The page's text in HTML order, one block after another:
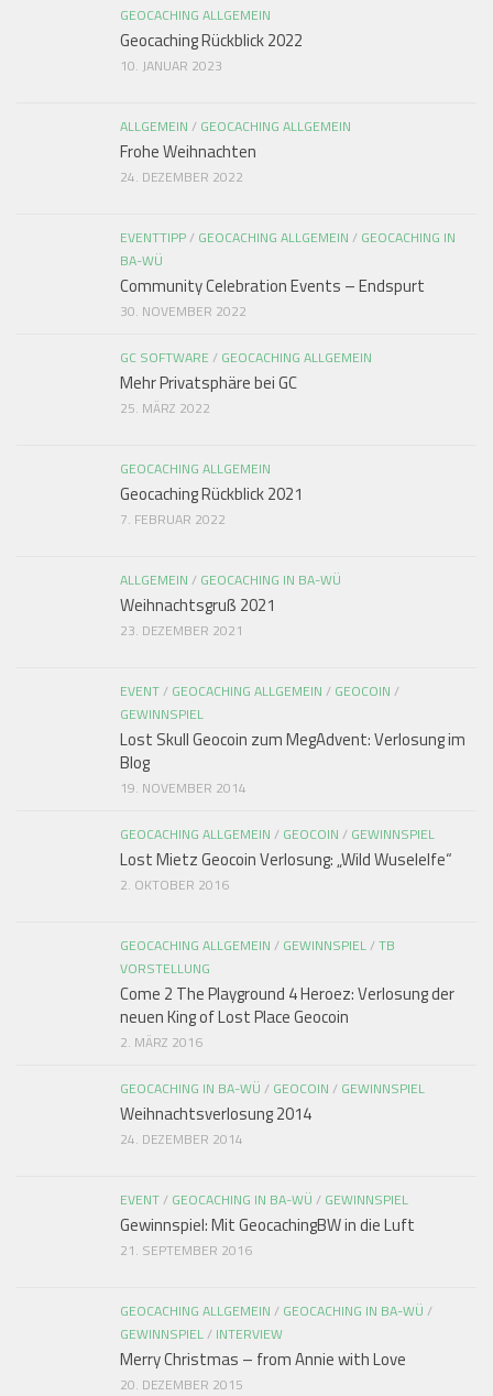
GEOCACHING ALLGEMEIN
Geocaching Rückblick 2022
10. JANUAR 2023
ALLGEMEIN / GEOCACHING ALLGEMEIN
Frohe Weihnachten
24. DEZEMBER 2022
EVENTTIPP/ GEOCACHING ALLGEMEIN / GEOCACHING IN
BA-WÜ
Community Celebration Events – Endspurt
30. NOVEMBER 2022
GC SOFTWARE / GEOCACHING ALLGEMEIN
Mehr Privatsphäre bei GC
25. MÄRZ 2022
GEOCACHING ALLGEMEIN
Geocaching Rückblick 2021
7. FEBRUAR 2022
ALLGEMEIN / GEOCACHING IN BA-WÜ
Weihnachtsgruß 2021
23. DEZEMBER 2021
EVENT/ GEOCACHING ALLGEMEIN / GEOCOIN /
GEWINNSPIEL
Lost Skull Geocoin zum MegAdvent: Verlosung im
Blog
19. NOVEMBER 2014
GEOCACHING ALLGEMEIN / GEOCOIN / GEWINNSPIEL
Lost Mietz Geocoin Verlosung: „Wild Wuselelfe“
2. OKTOBER 2016
GEOCACHING ALLGEMEIN / GEWINNSPIEL/TB
VORSTELLUNG
Come 2 The Playground 4 Heroez: Verlosung der
neuen King of Lost Place Geocoin
2. MÄRZ 2016
GEOCACHING IN BA-WÜ / GEOCOIN / GEWINNSPIEL
Weihnachtsverlosung 2014
24. DEZEMBER 2014
EVENT/ GEOCACHING IN BA-WÜ / GEWINNSPIEL
Gewinnspiel: Mit GeocachingBW in die Luft
21. SEPTEMBER 2016
GEOCACHING ALLGEMEIN / GEOCACHING IN BA-WÜ /
GEWINNSPIEL/ INTERVIEW
Merry Christmas – from Annie with Love
20. DEZEMBER 2015